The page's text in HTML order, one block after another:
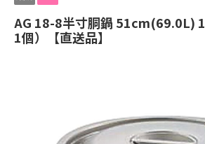
AG 18-8半寸胴鍋 51cm(69.0L)
1個）【直送品】